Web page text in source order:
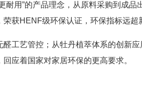
耐用”的产品理念，从原料采购到成
获HENF级环保认证，环保指标远超
工艺管控；从牡丹植萃体系的创新
应着国家对家居环保的更高要求。